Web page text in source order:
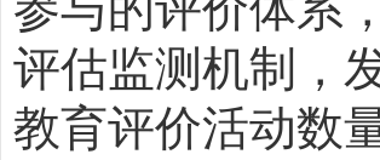
评估监测机制，
教育评价活动数